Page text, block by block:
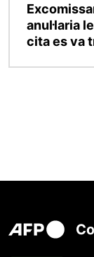
anul·laria
cita es va